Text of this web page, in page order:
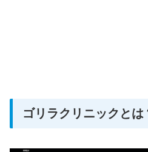
ゴリラクリニックとは